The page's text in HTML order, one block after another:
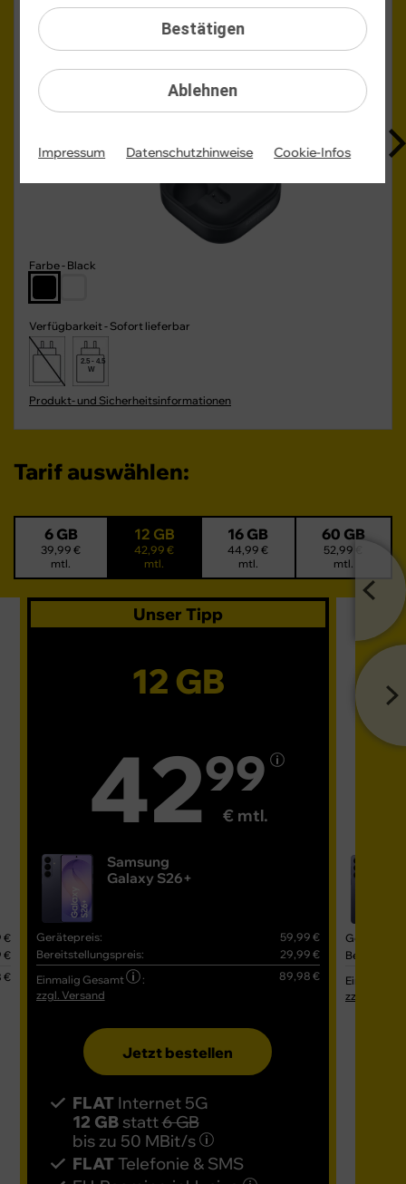
Samsung Galaxy Buds4
für nur 5,00 €/Monat auf Wunsch dazu (UVP 179 €)
Farbe - Black
Verfügbarkeit - Sofort lieferbar
2.5 - 4.5
W
Produkt- und Sicherheitsinformationen
Tarif auswählen:
6 GB
39,99 €
mtl.
12 GB
42,99 €
mtl.
16 GB
44,99 €
mtl.
60 GB
52,99 €
mtl.
€
€
€
Unser Tipp
12 GB
4299
€ mtl.
Samsung
Galaxy S26+
Gerätepreis:
59,99 €
Bereitstellungspreis:
29,99 €
Einmalig Gesamt
:
89,98 €
zzgl. Versand
Jetzt bestellen
FLATInternet 5G
12 GB statt6 GB
bis zu 50 MBit/s
FLATTelefonie & SMS
Einmalig
zzgl.
Ablehnen
Bestätigen
Impressum Datenschutzhinweise Cookie-Infos